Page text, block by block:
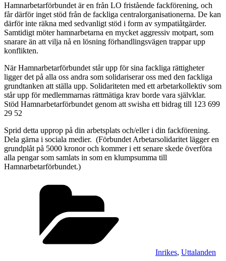
Hamnarbetarförbundet är en från LO fristående fackförening, och
får därför inget stöd från de fackliga centralorganisationerna. De kan
därför inte räkna med sedvanligt stöd i form av sympatiåtgärder.
Samtidigt möter hamnarbetarna en mycket aggressiv motpart, som
snarare än att vilja nå en lösning förhandlingsvägen trappar upp
konflikten.
När Hamnarbetarförbundet står upp för sina fackliga rättigheter
ligger det på alla oss andra som solidariserar oss med den fackliga
grundtanken att ställa upp. Solidariteten med ett arbetarkollektiv som
står upp för medlemmarnas rättmätiga krav borde vara självklar.
Stöd Hamnarbetarförbundet genom att swisha ett bidrag till 123 699
29 52
Sprid detta upprop på din arbetsplats och/eller i din fackförening.
Dela gärna i sociala medier. (Förbundet Arbetarsolidaritet lägger en
grundplåt på 5000 kronor och kommer i ett senare skede överföra
alla pengar som samlats in som en klumpsumma till
Hamnarbetarförbundet.)
Inrikes, Uttalanden